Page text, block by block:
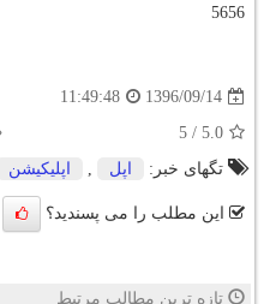
5656
1396/09/14
11:49:48
5.0
/
5
تگهای خبر:
اپل , اپلیكیشن
این مطلب را می پسندید؟
تازه ترین مطالب مرتبط